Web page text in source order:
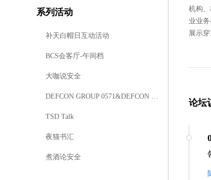
系列活动
补天白帽日互动活动
BCS会客厅-午间档
大咖说安全
DEFCON GROUP 0571&DEFCON GROUP 0531
TSD Talk
夜猫书汇
煮酒论安全
机构
业业
展示
论坛